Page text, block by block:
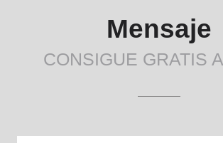
Mensaje
CONSIGUE GRATIS